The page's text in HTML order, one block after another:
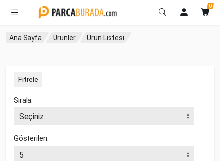
0
Ana Sayfa Ürünler Ürün Listesi
Fitrele
Sırala:
Gösterilen: